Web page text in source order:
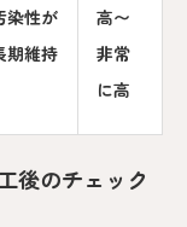
染性が
期維持
高〜
非常
に高
後のチェック